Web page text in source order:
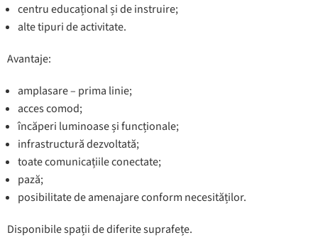
centru educațional și de instruire;
alte tipuri de activitate.
Avantaje:
amplasare – prima linie;
acces comod;
încăperi luminoase și funcționale;
infrastructură dezvoltată;
toate comunicațiile conectate;
pază;
posibilitate de amenajare conform necesităților.
Disponibile spații de diferite suprafețe.